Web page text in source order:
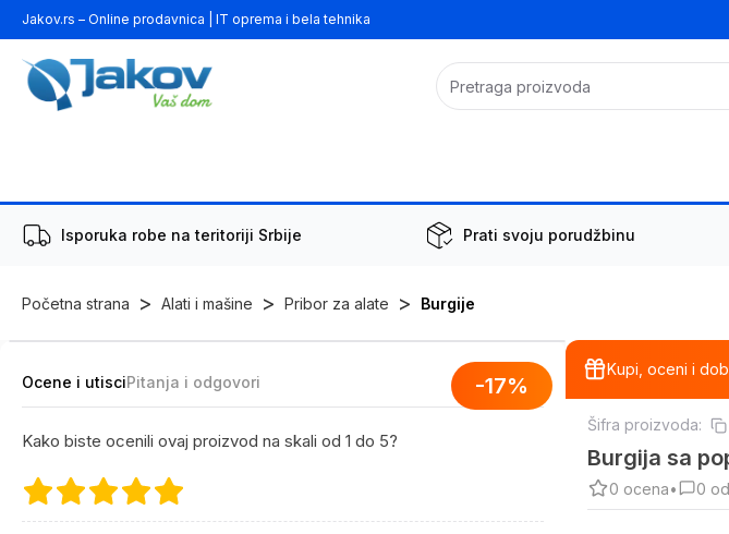
Jakov.rs – Online prodavnica | IT oprema i bela tehnika
Isporuka robe na teritoriji Srbije Prati svoju porudžbinu
Početna strana > Alati i mašine > Pribor za alate > Burgije
-17%
Ocene i utisciPitanja i odgovori
Kako biste ocenili ovaj proizvod na skali od 1 do 5?
Kupi, oceni i
Šifra proizvoda:
Burgija sa
0 ocena• 0